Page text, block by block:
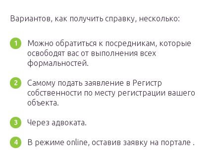
Вариантов, как получить справку, несколько:
Можно обратиться к посредникам, которые
освободят вас от выполнения всех
формальностей.
Самому подать заявление в Регистр
собственности по месту регистрации вашего
объекта.
Через адвоката.
В режиме оnline, оставив заявку на портале .